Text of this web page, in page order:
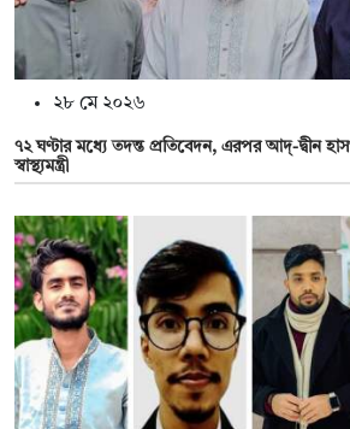
২৮ মে ২০২৬
৭২ ঘণ্টার মধ্যে তদন্ত প্রতিবেদন, এরপর আদ্-দ্বীন
স্বাস্থ্যমন্ত্রী